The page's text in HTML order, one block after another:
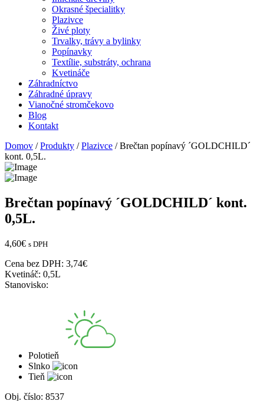
Okrasné špecialitky
Plazivce
Živé ploty
Trvalky, trávy a bylinky
Popínavky
Textílie, substráty, ochrana
Kvetináče
Záhradníctvo
Záhradné úpravy
Vianočné stromčekovo
Blog
Kontakt
Domov /Produkty /Plazivce / Brečtan popínavý ´GOLDCHILD´
kont. 0,5L.
Brečtan popínavý ´GOLDCHILD´ kont.
0,5L.
4,60€ s DPH
Cena bez DPH: 3,74€
Kvetináč: 0,5L
Stanovisko:
Polotieň
Slnko
Tieň
Obj. číslo: 8537